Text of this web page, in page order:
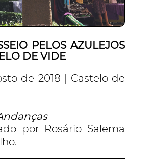
PELOS AZULEJOS
DE VIDE
de 2018 | Castelo de
por Rosário Salema